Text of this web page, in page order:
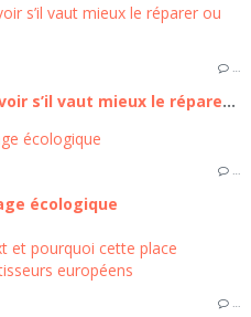
Mac en panne ? Comment savoir s’il vaut mieux le réparer ou en acheter un neuf ?
…
écologique
…